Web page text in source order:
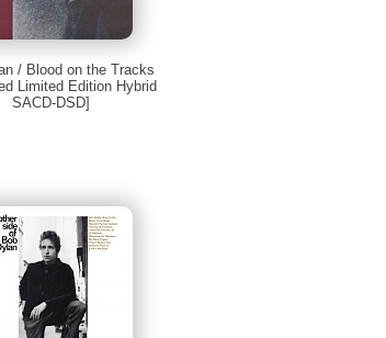
/ Blood on the Tracks
Limited Edition Hybrid
SACD-DSD]